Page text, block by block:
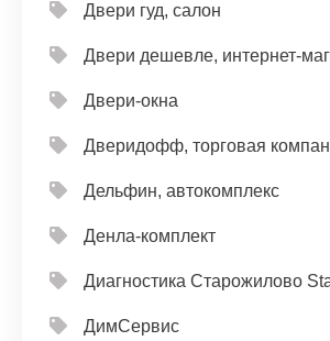
Двери гуд, салон
Двери дешевле, интернет-
Двери-окна
Дверидофф, торговая
Дельфин, автокомплекс
Денла-комплект
Диагностика Старожилово
ДимСервис